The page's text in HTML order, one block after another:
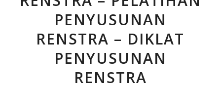
PENYUSUNAN
RENSTRA – DIKLAT
PENYUSUNAN
RENSTRA